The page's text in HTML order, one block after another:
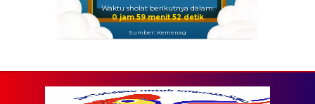
Waktu sholat berikutnya dalam:
0 jam 59 menit 50 detik
Sumber: Kemenag